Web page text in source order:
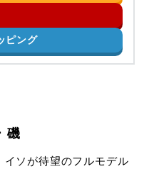
ピング
磯
イソが待望のフルモデル